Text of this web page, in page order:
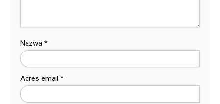
Nazwa *
Adres email *